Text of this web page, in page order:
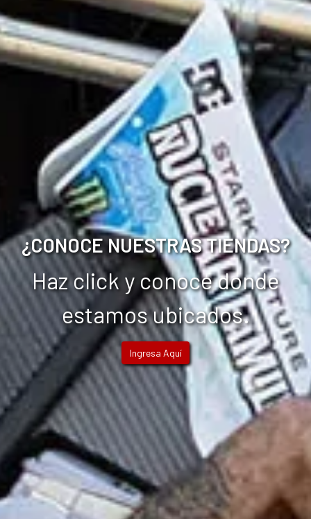
¿CONOCE NUESTRAS TIENDAS?
Haz click y conoce donde
estamos ubicados.
Ingresa Aquí